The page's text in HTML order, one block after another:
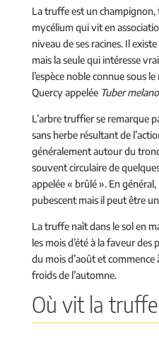
La truffe est un
mycélium qui vit en
niveau de ses racines. Il
mais la seule qui intéresse
l’espèce noble connue sous
Quercy appelée Tuber
L’arbre truffier se remarque
sans herbe résultant de
généralement autour du
souvent circulaire de
appelée « brûlé ». En
pubescent mais il peut être
La truffe naît dans le sol en
les mois d’été à la faveur des
du mois d’août et commence
froids de l’automne.
Où vit la